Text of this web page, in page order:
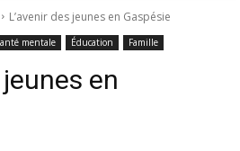
L’avenir des jeunes en Gaspésie
mentale Éducation Famille
en